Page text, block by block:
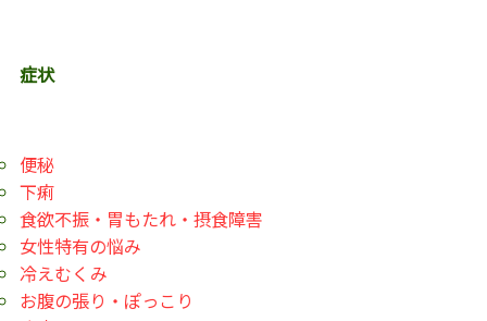
症状
便秘
下痢
食欲不振・胃もたれ・摂食障害
女性特有の悩み
冷えむくみ
お腹の張り・ぽっこり